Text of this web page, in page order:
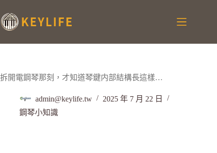
拆開電鋼琴那刻，才知道琴鍵内部結構長這樣…
admin@keylife.tw
2025 年 7 月 22 日
鋼琴小知識